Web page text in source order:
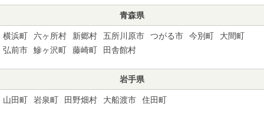
青森県
横浜町 六ヶ所村 新郷村 五所川原市 つがる市 今別町
大間町
弘前市
鰺ヶ沢町 藤崎町 田舎館村
岩手県
山田町 岩泉町 田野畑村 大船渡市 住田町